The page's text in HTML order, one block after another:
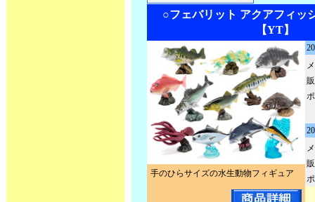
○フェバリット アクアフィッ
【YT】
手のひらサイズの水生動物フィギュア